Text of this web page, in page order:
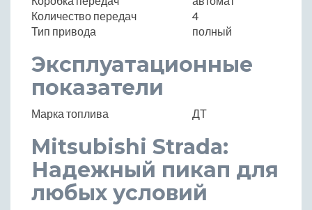
Количество передач
4
Тип привода
полный
Эксплуатационные
показатели
Марка топлива ДТ
Mitsubishi Strada:
Надежный пикап для
любых условий